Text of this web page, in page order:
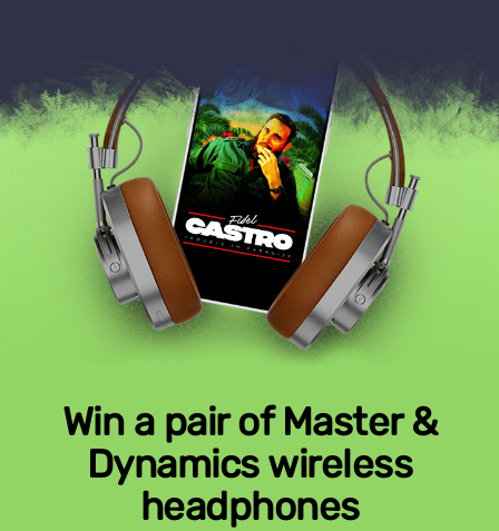
Win a pair of Master &
Dynamics wireless
headphones